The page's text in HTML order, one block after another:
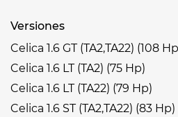
Versiones
Celica 1.6 GT (TA2,TA22) (108
Celica 1.6 LT (TA2) (75 Hp)
Celica 1.6 LT (TA22) (79 Hp)
Celica 1.6 ST (TA2,TA22) (83 Hp)